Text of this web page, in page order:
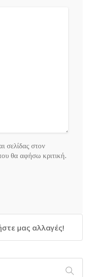
σελίδας στον
θα αφήσω κριτική.
μας αλλαγές!